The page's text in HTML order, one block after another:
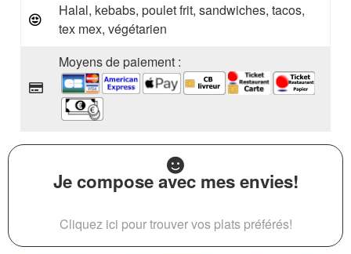
Halal, kebabs, poulet frit, sandwiches, tacos,
tex mex, végétarien
Moyens de paiement :
Je compose avec mes envies!
Cliquez ici pour trouver vos plats préférés!